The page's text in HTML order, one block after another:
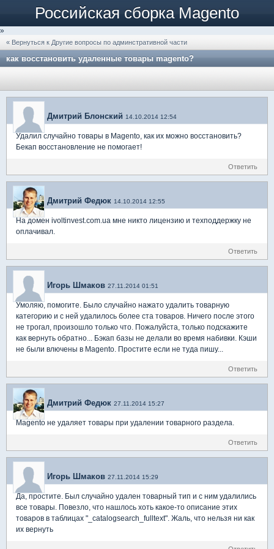
Российская сборка Magento
»
« Вернуться к Другие вопросы по админстративной части
как восстановить удаленные товары magento?
Дмитрий Блонский 14.10.2014 12:54
Удалил случайно товары в Magento, как их можно восстановить?
Бекап восстановление не помогает!
Ответить
Дмитрий Федюк 14.10.2014 12:55
На домен ivoltinvest.com.ua мне никто лицензию и техподдержку не
оплачивал.
Ответить
Игорь Шмаков 27.11.2014 01:51
Умоляю, помогите. Было случайно нажато удалить товарную
категорию и с ней удалилось более ста товаров. Ничего после этого
не трогал, произошло только что. Пожалуйста, только подскажите
как вернуть обратно... Бэкап базы не делали во время набивки. Кэши
не были влючены в Magento. Простите если не туда пишу...
Ответить
Дмитрий Федюк 27.11.2014 15:27
Magento не удаляет товары при удалении товарного раздела.
Ответить
Игорь Шмаков 27.11.2014 15:29
Да, простите. Был случайно удален товарный тип и с ним удалились
все товары. Повезло, что нашлось хоть какое-то описание этих
товаров в таблицах "_catalogsearch_fulltext". Жаль, что нельзя ни как
их вернуть